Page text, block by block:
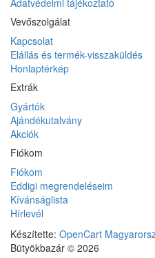
Adatvédelmi tájékoztató
Vevőszolgálat
Kapcsolat
Elállás és termék-visszaküldés
Honlaptérkép
Extrák
Gyártók
Ajándékutalvány
Akciók
Fiókom
Fiókom
Eddigi megrendeléseim
Kívánságlista
Hírlevél
Készítette: OpenCart
Bütyökbazár © 2026